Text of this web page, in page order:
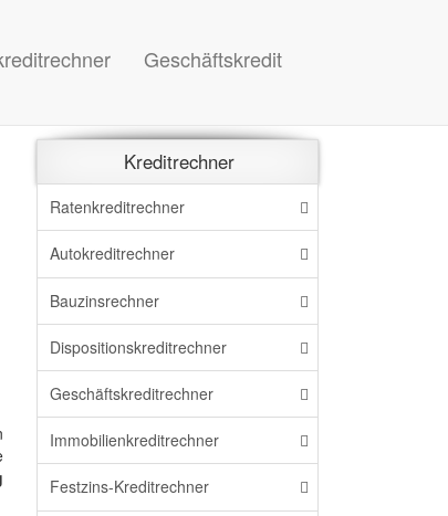
Geschäftskredit
Kreditrechner
Ratenkreditrechner
Autokreditrechner
Bauzinsrechner
Dispositionskreditrechner
Geschäftskreditrechner
Immobilienkreditrechner
Festzins-Kreditrechner